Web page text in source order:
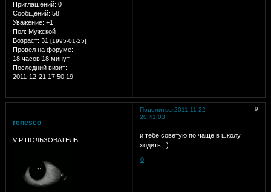
Приглашений: 0
Сообщений: 58
Уважение: +1
Пол: Мужской
Возраст: 31 [1995-01-25]
Провел на форуме:
18 часов 18 минут
Последний визит:
2011-12-21 17:50:19
Поделиться 9
2011-11-22
20:41:03
renesco
VIP ПОЛЬЗОВАТЕЛЬ
и тебе советую по чаще в школу
ходить : )
0